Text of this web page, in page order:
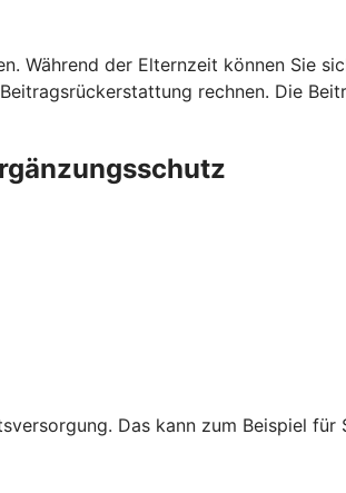
Während der Elternzeit können Sie
rechnen. Die
Das kann zum Beispiel für